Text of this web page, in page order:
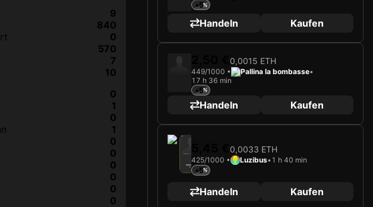
9
840
0
570
7
10
0
1
0
1
0
0
0
0
0
0
+5
Handeln Kaufen
0,0015 ETH
449/1000 • Pallina la bombasse•
17 h 36 min
+5
Handeln Kaufen
2026
HARUYA FUJII
Verteidiger
Limited 425/1000
Karte wird geladen … 0,0033 ETH
425/1000 • Luzibus• 1 h 40 min
+5
Handeln Kaufen